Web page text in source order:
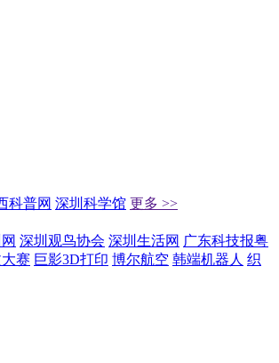
科普网 深圳科学馆 更多 >>
深圳观鸟协会 深圳生活网 广东科技报粤
赛 巨影3D打印 博尔航空 韩端机器人 织